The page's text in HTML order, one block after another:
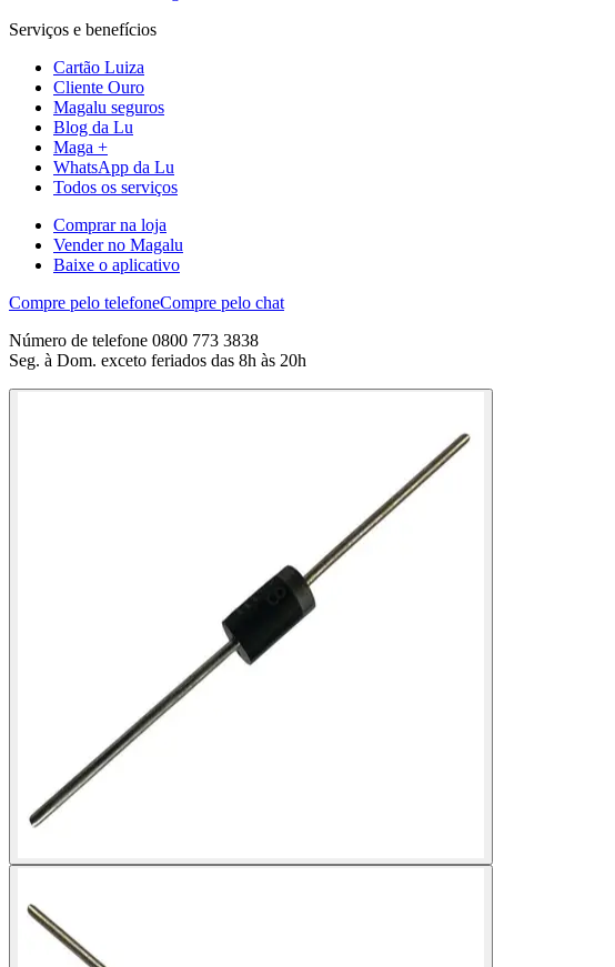
Serviços e benefícios
Cartão Luiza
Cliente Ouro
Magalu seguros
Blog da Lu
Maga +
WhatsApp da Lu
Todos os serviços
Comprar na loja
Vender no Magalu
Baixe o aplicativo
Compre pelo telefoneCompre pelo chat
Número de telefone 0800 773 3838
Seg. à Dom. exceto feriados das 8h às 20h